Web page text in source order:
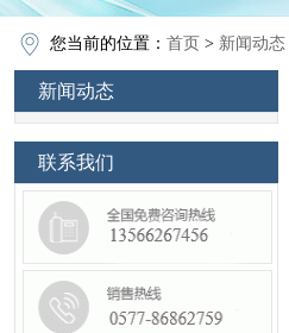
您当前的位置： 首页 > 新闻动态
新闻动态
联系我们